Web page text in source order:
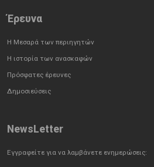
Έρευνα
Η Μεσαρά των περιηγητών
Η ιστορία των ανασκαφών
Πρόσφατες έρευνες
Δημοσιεύσεις
NewsLetter
Εγγραφείτε για να λαμβάνετε ενημερώσεις: